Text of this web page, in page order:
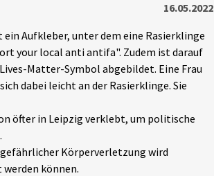
16.05.2022
Aufkleber, unter dem eine Rasierklinge
your local anti antifa". Zudem ist darauf
Matter-Symbol abgebildet. Eine Frau
dabei leicht an der Rasierklinge. Sie
öfter in Leipzig verklebt, um politische
.
Körperverletzung wird
können.